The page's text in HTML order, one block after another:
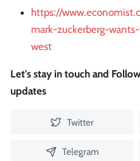
https://
mark-zuckerberg-
west
Let's stay in touch and
updates
Twitter
Telegram